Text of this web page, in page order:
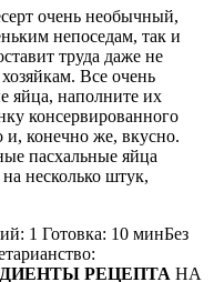
очень необычный,
непоседам, так и
труда даже не
Все очень
яйца, наполните их
консервированного
и, конечно же, вкусно.
пасхальные яйца
несколько штук,
1 Готовка: 10 минБез
РЕЦЕПТА НА